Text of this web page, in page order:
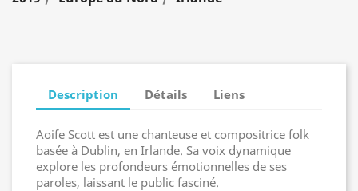
Description Détails Liens
Aoife Scott est une chanteuse et compositrice folk
basée à Dublin, en Irlande. Sa voix dynamique
explore les profondeurs émotionnelles de ses
paroles, laissant le public fasciné.